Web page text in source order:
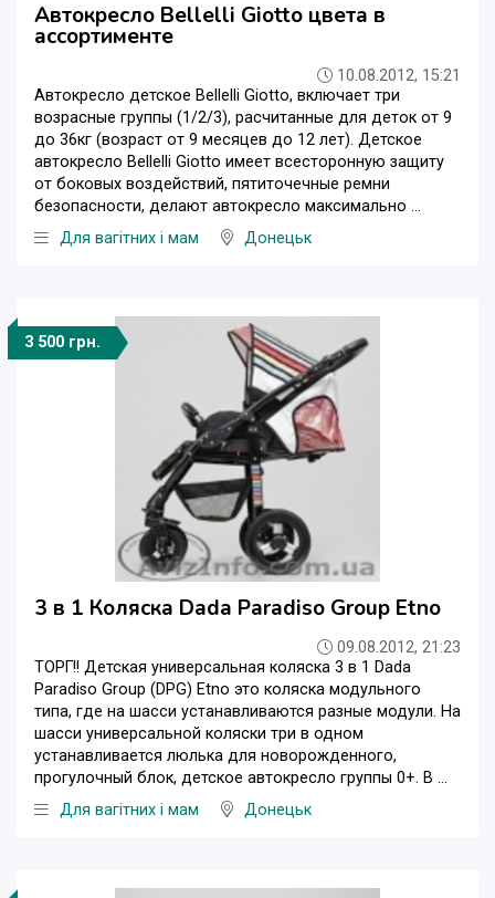
Автокресло Bellelli Giotto цвета в
ассортименте
10.08.2012, 15:21
Автокресло детское Bellelli Giotto, включает три
возрасные группы (1/2/3), расчитанные для деток от 9
до 36кг (возраст от 9 месяцев до 12 лет). Детское
автокресло Bellelli Giotto имеет всесторонную защиту
от боковых воздействий, пятиточечные ремни
безопасности, делают автокресло максимально ...
Для вагітних і мам
Донецьк
3 500 грн.
3 в 1 Коляска Dada Paradiso Group Etno
09.08.2012, 21:23
ТОРГ!! Детская универсальная коляска 3 в 1 Dada
Paradiso Group (DPG) Etno это коляска модульного
типа, где на шасси устанавливаются разные модули. На
шасси универсальной коляски три в одном
устанавливается люлька для новорожденного,
прогулочный блок, детское автокресло группы 0+. В ...
Для вагітних і мам
Донецьк